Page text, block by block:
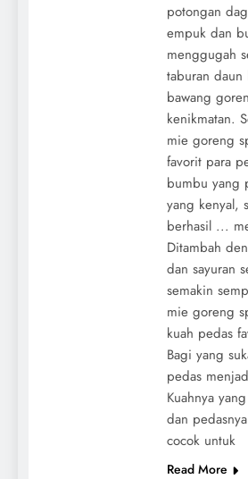
potongan
empuk dan
menggugah
taburan daun
bawang
kenikmatan.
mie goreng
favorit para
bumbu yang
yang kenyal,
berhasil ...
Ditambah
dan sayuran
semakin
mie goreng
kuah pedas
Bagi yang
pedas
Kuahnya
dan
cocok untuk
Read More